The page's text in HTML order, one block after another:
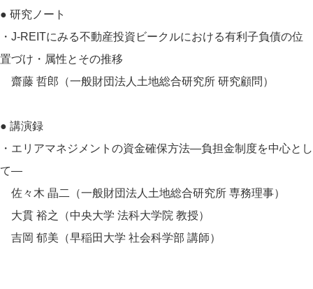
● 研究ノート
・J-REITにみる不動産投資ビークルにおける有利子負債の位
置づけ・属性とその推移
齋藤 哲郎（一般財団法人土地総合研究所 研究顧問）
● 講演録
・エリアマネジメントの資金確保方法―負担金制度を中心とし
て―
佐々木 晶二（一般財団法人土地総合研究所 専務理事）
大貫 裕之（中央大学 法科大学院 教授）
吉岡 郁美（早稲田大学 社会科学部 講師）